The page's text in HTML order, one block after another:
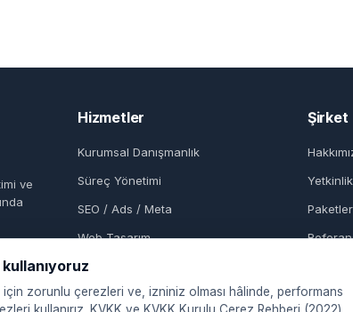
ve
Hizmetler
Kurumsal Danışmanlık
Süreç Yönetimi
SEO / Ads / Meta
Web Tasarım
Şirket
Paketler
İletişim
zorunlu çerezleri ve, izniniz olması hâlinde, performans